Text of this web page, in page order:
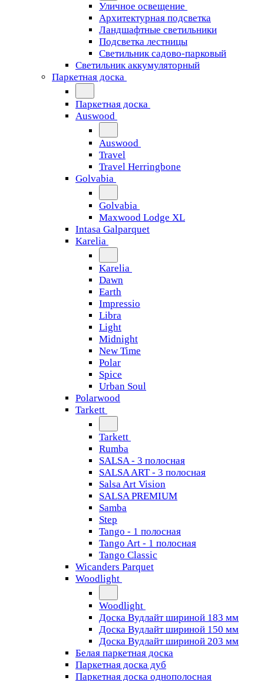
Уличное освещение
Архитектурная подсветка
Ландшафтные светильники
Подсветка лестницы
Светильник садово-парковый
Светильник аккумуляторный
Паркетная доска
Паркетная доска
Auswood
Auswood
Travel
Travel Herringbone
Golvabia
Golvabia
Maxwood Lodge XL
Intasa Galparquet
Karelia
Karelia
Dawn
Earth
Impressio
Libra
Light
Midnight
New Time
Polar
Spice
Urban Soul
Polarwood
Tarkett
Tarkett
Rumba
SALSA - 3 полосная
SALSA ART - 3 полосная
Salsa Art Vision
SALSA PREMIUM
Samba
Step
Tango - 1 полосная
Tango Art - 1 полосная
Tango Classiс
Wicanders Parquet
Woodlight
Woodlight
Доска Вудлайт шириной 183 мм
Доска Вудлайт шириной 150 мм
Доска Вудлайт шириной 203 мм
Белая паркетная доска
Паркетная доска дуб
Паркетная доска однополосная